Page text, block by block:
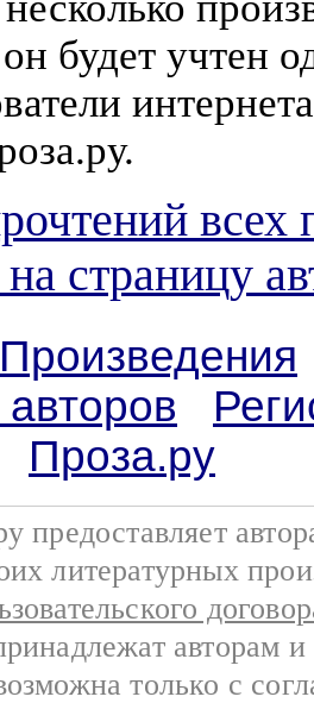
будет учтен
всех
страницу
Произведения
Проза.ру
предоставляет
литературных
авторам
только с